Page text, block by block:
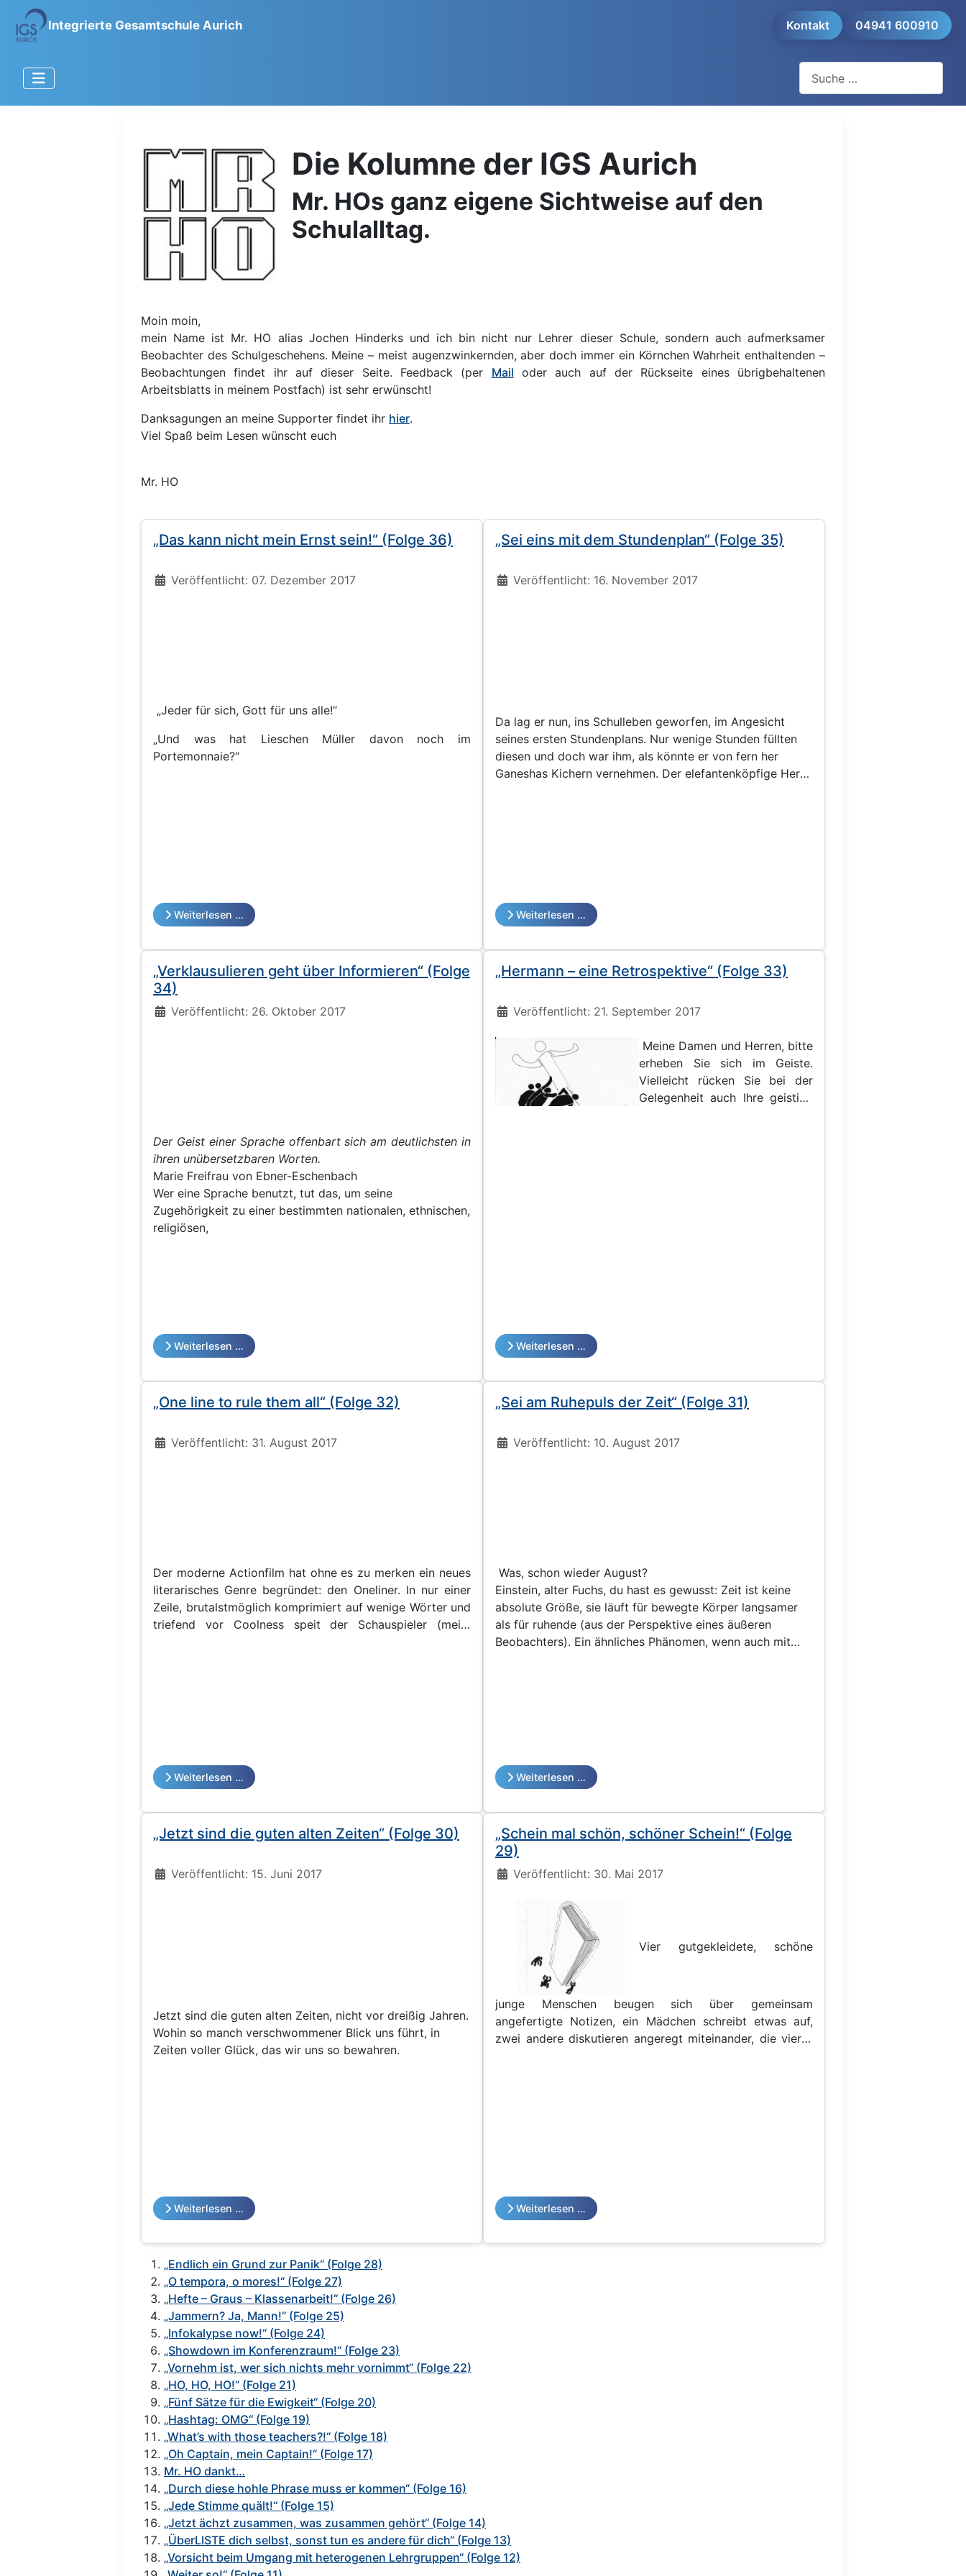
Integrierte Gesamtschule Aurich Kontakt 04941 600910
Die Kolumne der IGS Aurich
Mr. HOs ganz eigene Sichtweise auf den
Schulalltag.
Moin moin,
mein Name ist Mr. HO alias Jochen Hinderks und ich bin nicht nur Lehrer dieser Schule, sondern auch aufmerksamer
Beobachter des Schulgeschehens. Meine – meist augenzwinkernden, aber doch immer ein Körnchen Wahrheit enthaltenden –
Beobachtungen findet ihr auf dieser Seite. Feedback (per Mail oder auch auf der Rückseite eines übrigbehaltenen
Arbeitsblatts in meinem Postfach) ist sehr erwünscht!
Danksagungen an meine Supporter findet ihr hier.
Viel Spaß beim Lesen wünscht euch
Mr. HO
„Das kann nicht mein Ernst sein!“ (Folge 36)
Details
Veröffentlicht: 07. Dezember 2017
„Jeder für sich, Gott für uns alle!“
„Und was hat Lieschen Müller davon noch im
Portemonnaie?“
Weiterlesen …
„Sei eins mit dem Stundenplan“ (Folge 35)
Details
Veröffentlicht: 16. November 2017
Da lag er nun, ins Schulleben geworfen, im Angesicht
seines ersten Stundenplans. Nur wenige Stunden füllten
diesen und doch war ihm, als könnte er von fern her
Ganeshas Kichern vernehmen. Der elefantenköpfige Herr
Weiterlesen …
„Verklausulieren geht über Informieren“ (Folge
34)
Details
Veröffentlicht: 26. Oktober 2017
Der Geist einer Sprache offenbart sich am deutlichsten in
ihren unübersetzbaren Worten.
Marie Freifrau von Ebner-Eschenbach
Wer eine Sprache benutzt, tut das, um seine
Zugehörigkeit zu einer bestimmten nationalen, ethnischen,
religiösen,
Weiterlesen …
„Hermann – eine Retrospektive“ (Folge 33)
Details
Veröffentlicht: 21. September 2017
Meine Damen und Herren, bitte
erheben Sie sich im Geiste.
Vielleicht rücken Sie bei der
Gelegenheit auch Ihre geistige
Weiterlesen …
„One line to rule them all“ (Folge 32)
Details
Veröffentlicht: 31. August 2017
Der moderne Actionfilm hat ohne es zu merken ein neues
literarisches Genre begründet: den Oneliner. In nur einer
Zeile, brutalstmöglich komprimiert auf wenige Wörter und
triefend vor Coolness speit der Schauspieler (meist
Weiterlesen …
„Sei am Ruhepuls der Zeit“ (Folge 31)
Details
Veröffentlicht: 10. August 2017
Was, schon wieder August?
Einstein, alter Fuchs, du hast es gewusst: Zeit ist keine
absolute Größe, sie läuft für bewegte Körper langsamer
als für ruhende (aus der Perspektive eines äußeren
Beobachters). Ein ähnliches Phänomen, wenn auch mit
Weiterlesen …
„Jetzt sind die guten alten Zeiten“ (Folge 30)
Details
Veröffentlicht: 15. Juni 2017
Jetzt sind die guten alten Zeiten, nicht vor dreißig Jahren.
Wohin so manch verschwommener Blick uns führt, in
Zeiten voller Glück, das wir uns so bewahren.
Weiterlesen …
„Schein mal schön, schöner Schein!“ (Folge
29)
Details
Veröffentlicht: 30. Mai 2017
Vier gutgekleidete, schöne
junge Menschen beugen sich über gemeinsam
angefertigte Notizen, ein Mädchen schreibt etwas auf,
zwei andere diskutieren angeregt miteinander, die vierte
Weiterlesen …
„Endlich ein Grund zur Panik“ (Folge 28)
„O tempora, o mores!“ (Folge 27)
„Hefte – Graus – Klassenarbeit!“ (Folge 26)
„Jammern? Ja, Mann!“ (Folge 25)
„Infokalypse now!“ (Folge 24)
„Showdown im Konferenzraum!“ (Folge 23)
„Vornehm ist, wer sich nichts mehr vornimmt“ (Folge 22)
„HO, HO, HO!“ (Folge 21)
„Fünf Sätze für die Ewigkeit“ (Folge 20)
„Hashtag: OMG“ (Folge 19)
„What’s with those teachers?!“ (Folge 18)
„Oh Captain, mein Captain!“ (Folge 17)
Mr. HO dankt…
„Durch diese hohle Phrase muss er kommen“ (Folge 16)
„Jede Stimme quält!“ (Folge 15)
„Jetzt ächzt zusammen, was zusammen gehört“ (Folge 14)
„ÜberLISTE dich selbst, sonst tun es andere für dich“ (Folge 13)
„Vorsicht beim Umgang mit heterogenen Lehrgruppen“ (Folge 12)